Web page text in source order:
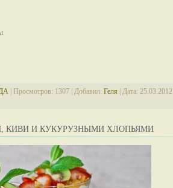
| Просмотров: 1307 | Добавил: Геля | Дата: 25.03.2012
КИВИ И КУКУРУЗНЫМИ ХЛОПЬЯМИ